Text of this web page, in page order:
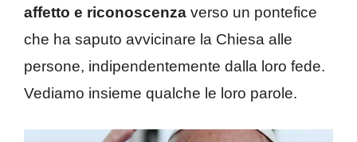
affetto e riconoscenza verso un pontefice
che ha saputo avvicinare la Chiesa alle
persone, indipendentemente dalla loro fede.​
Vediamo insieme qualche le loro parole.